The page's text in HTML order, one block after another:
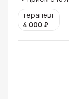
терапевт
4 000 ₽